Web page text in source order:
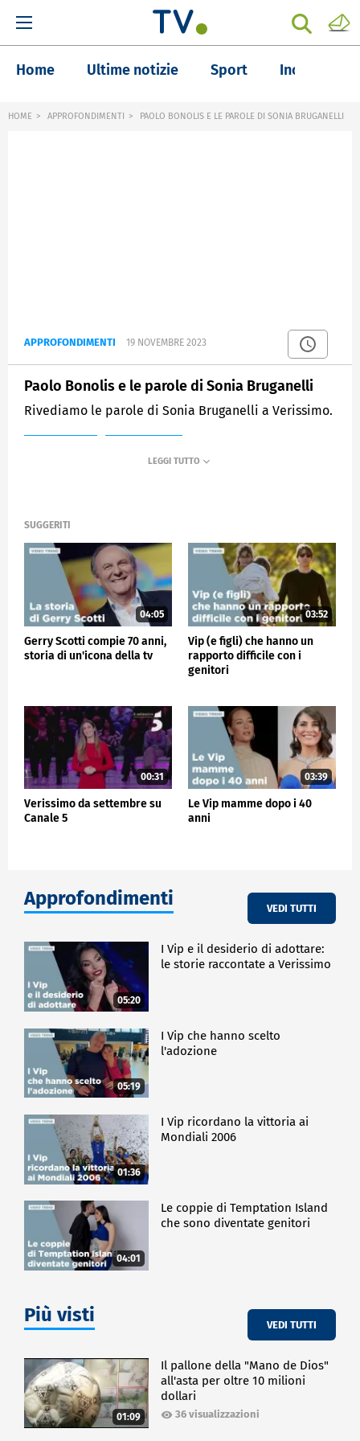
Home Ultime notizie Sport Inchieste
HOME APPROFONDIMENTI PAOLO BONOLIS E LE PAROLE DI SONIA BRUGANELLI
APPROFONDIMENTI 19 NOVEMBRE 2023
Paolo Bonolis e le parole di Sonia Bruganelli
Rivediamo le parole di Sonia Bruganelli a Verissimo.
SUGGERITI
04:05
Gerry Scotti compie 70 anni,
storia di un'icona della tv
03:52
Vip (e figli) che hanno un
rapporto difficile con i
genitori
00:31
Verissimo da settembre su
Canale 5
03:39
Le Vip mamme dopo i 40
anni
Approfondimenti VEDI TUTTI
05:20
I Vip e il desiderio di adottare:
le storie raccontate a Verissimo
05:19
I Vip che hanno scelto
l'adozione
01:36
I Vip ricordano la vittoria ai
Mondiali 2006
04:01
Le coppie di Temptation Island
che sono diventate genitori
Più visti VEDI TUTTI
01:09
Il pallone della "Mano de Dios"
all'asta per oltre 10 milioni
dollari
36 visualizzazioni